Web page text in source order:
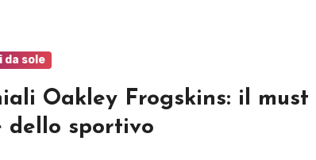
da sole
Oakley Frogskins: il must
dello sportivo